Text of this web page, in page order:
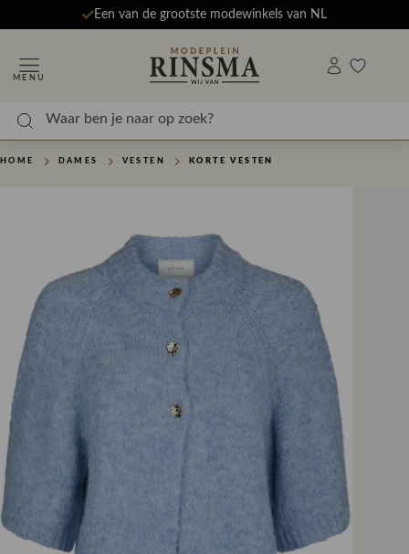
Een van de grootste modewinkels van NL
MENU
HOME DAMES VESTEN KORTE VESTEN